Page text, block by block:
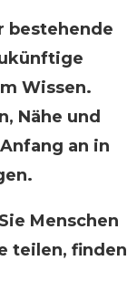
bestehende
Wissen.
Nähe und
an in
Menschen
teilen, finden